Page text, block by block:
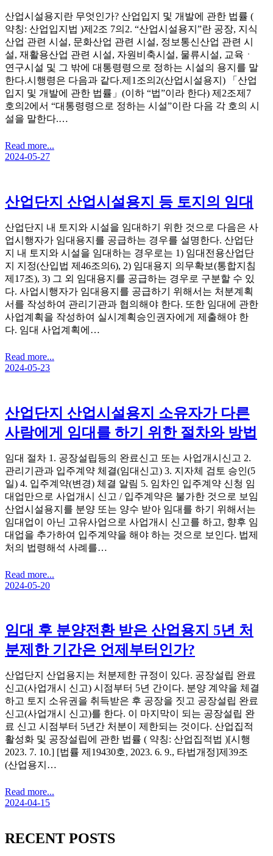
산업시설용지란 무엇인가? 산업입지 및 개발에 관한 법률 (
약칭: 산업입지법 )제2조 7의2. “산업시설용지”란 공장, 지식
산업 관련 시설, 문화산업 관련 시설, 정보통신산업 관련 시
설, 재활용산업 관련 시설, 자원비축시설, 물류시설, 교육ㆍ
연구시설 및 그 밖에 대통령령으로 정하는 시설의 용지를 말
한다.시행령은 다음과 같다.제1조의2(산업시설용지) 「산업
입지 및 개발에 관한 법률」(이하 “법”이라 한다) 제2조제7
호의2에서 “대통령령으로 정하는 시설”이란 다음 각 호의 시
설을 말한다.…
Read more...
2024-05-27
산업단지 산업시설용지 등 토지의 임대
산업단지 내 토지와 시설을 임대하기 위한 것으로 다음은 사
업시행자가 임대용지를 공급하는 경우를 설명한다. 산업단
지 내 토지와 시설을 임대하는 경우로는 1) 임대전용산업단
지 지정(산입법 제46조의6), 2) 임대용지 의무확보(통합지침
제17조), 3) 그 외 임대용지를 공급하는 경우로 구분할 수 있
다. 사업시행자가 임대용지를 공급하기 위해서는 처분계획
서를 작성하여 관리기관과 협의해야 한다. 또한 임대에 관한
사업계획을 작성하여 실시계획승인권자에게 제출해야 한
다. 임대 사업계획에…
Read more...
2024-05-23
산업단지 산업시설용지 소유자가 다른
사람에게 임대를 하기 위한 절차와 방법
임대 절차 1. 공장설립등의 완료신고 또는 사업개시신고 2.
관리기관과 입주계약 체결(임대신고) 3. 지자체 검토 승인(5
일) 4. 입주계약(변경) 체결 알림 5. 임차인 입주계약 신청 임
대업만으로 사업개시 신고 / 입주계약은 불가한 것으로 보임
산업시설용지를 분양 또는 양수 받아 임대를 하기 위해서는
임대업이 아닌 고유사업으로 사업개시 신고를 하고, 향후 임
대업을 추가하여 입주계약을 해야 하는 것으로 보인다. 법제
처의 법령해석 사례를…
Read more...
2024-05-20
임대 후 분양전환 받은 산업용지 5년 처
분제한 기간은 언제부터인가?
산업단지 산업용지는 처분제한 규정이 있다. 공장설립 완료
신고(사업개시 신고) 시점부터 5년 간이다. 분양 계약을 체결
하고 토지 소유권을 취득받은 후 공장을 짓고 공장설립 완료
신고(사업개시 신고)를 한다. 이 마지막이 되는 공장설립 완
료 신고 시점부터 5년간 처분이 제한되는 것이다. 산업집적
활성화 및 공장설립에 관한 법률 ( 약칭: 산업집적법 )[시행
2023. 7. 10.] [법률 제19430호, 2023. 6. 9., 타법개정]제39조
(산업용지…
Read more...
2024-04-15
RECENT POSTS